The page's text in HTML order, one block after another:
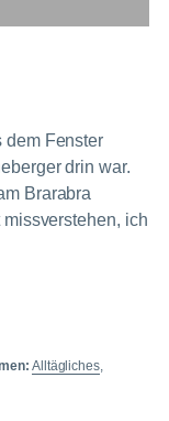
dem Fenster
drin war.
Brarabra
ich
Alltägliches,